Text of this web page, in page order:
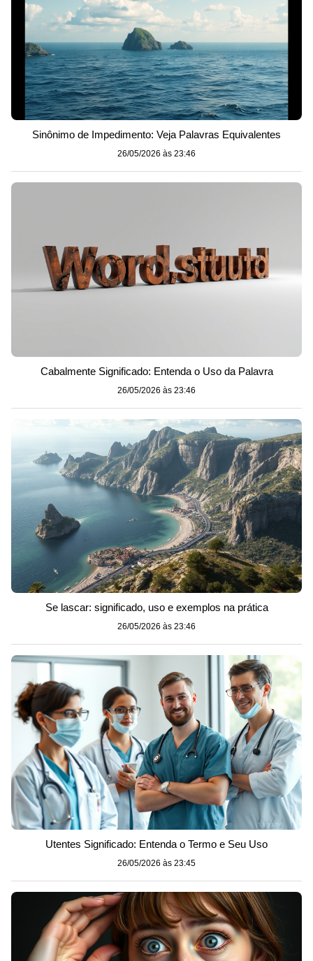
Sinônimo de Impedimento: Veja Palavras Equivalentes
26/05/2026 às 23:46
Cabalmente Significado: Entenda o Uso da Palavra
26/05/2026 às 23:46
Se lascar: significado, uso e exemplos na prática
26/05/2026 às 23:46
Utentes Significado: Entenda o Termo e Seu Uso
26/05/2026 às 23:45